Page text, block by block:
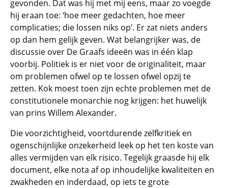
gevonden. Dat was hij met mij eens, maar zo voegde
hij eraan toe: ‘hoe meer gedachten, hoe meer
complicaties; die lossen niks op’. Er zat niets anders
op dan hem gelijk geven. Wat belangrijker was, de
discussie over De Graafs ideeën was in één klap
voorbij. Politiek is er niet voor de originaliteit, maar
om problemen ofwel op te lossen ofwel opzij te
zetten. Kok moest toen zijn echte problemen met de
constitutionele monarchie nog krijgen: het huwelijk
van prins Willem Alexander.
Die voorzichtigheid, voortdurende zelfkritiek en
ogenschijnlijke onzekerheid leek op het ten koste van
alles vermijden van elk risico. Tegelijk graasde hij elk
document, elke nota af op inhoudelijke kwaliteiten en
zwakheden en inderdaad, op iets te grote